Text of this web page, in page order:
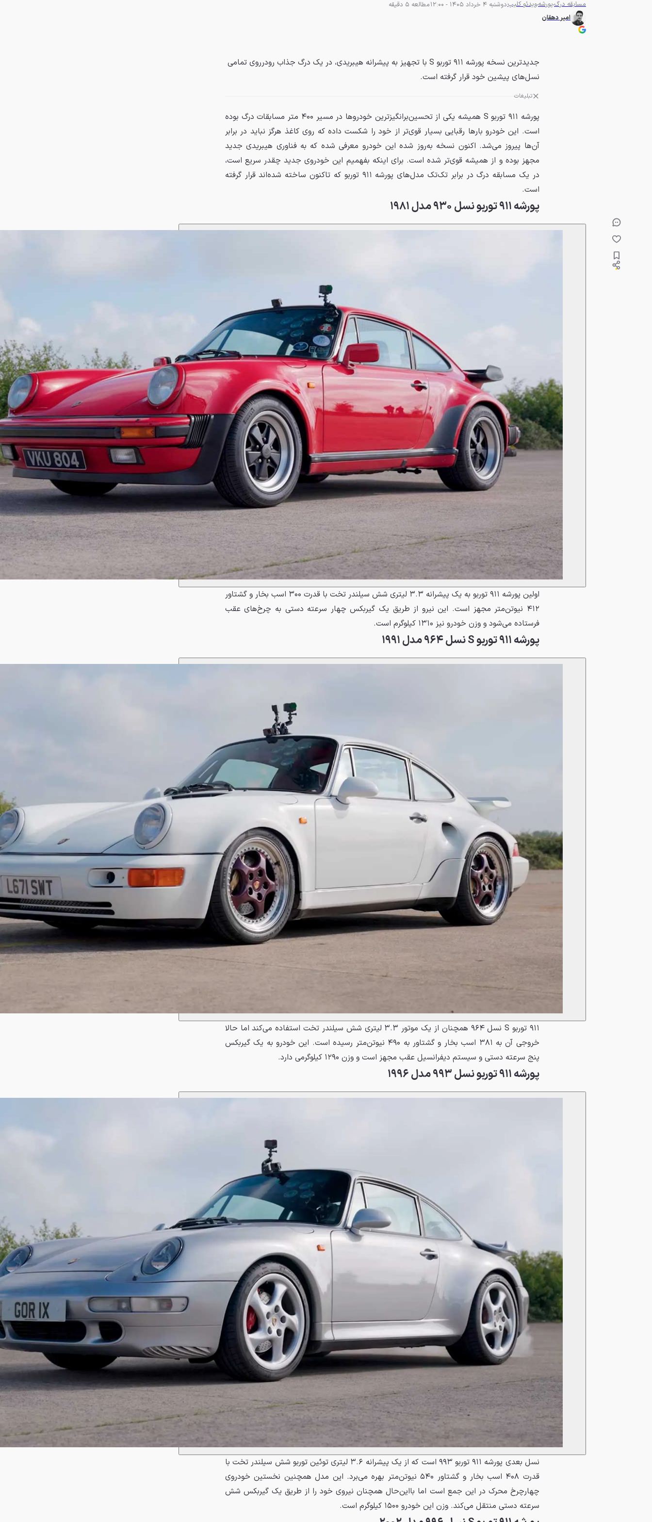
مسابقه درگپورشهویدئو کلیپدوشنبه 4 خرداد 1405 - 12:00
مطالعه 5 دقیقه
امیر دهقان
جدیدترین نسخه پورشه ۹۱۱ توربو S با تجهیز به پیشرانه هیبریدی، در یک درگ جذاب رودرروی تمامی
نسل‌های پیشین خود قرار گرفته است.
تبلیغات
پورشه ۹۱۱ توربو S همیشه یکی از تحسین‌برانگیزترین خودروها در مسیر ۴۰۰ متر مسابقات درگ بوده
است. این خودرو بارها رقبایی بسیار قوی‌تر از خود را شکست داده که روی کاغذ هرگز نباید در برابر
آن‌ها پیروز می‌شد. اکنون نسخه به‌روز شده این خودرو معرفی شده که به فناوری هیبریدی جدید
مجهز بوده و از همیشه قوی‌تر شده است. برای اینکه بفهمیم این خودروی جدید چقدر سریع است،
در یک مسابقه درگ در برابر تک‌تک مدل‌های پورشه ۹۱۱ توربو که تاکنون ساخته شده‌اند قرار گرفته
است.
پورشه ۹۱۱ توربو نسل ۹۳۰ مدل ۱۹۸۱
اولین پورشه ۹۱۱ توربو به یک پیشرانه ۳.۳ لیتری شش سیلندر تخت با قدرت ۳۰۰ اسب بخار و گشتاور
۴۱۲ نیوتن‌متر مجهز است. این نیرو از طریق یک گیربکس چهار سرعته دستی به چرخ‌های عقب
فرستاده می‌شود و وزن خودرو نیز ۱۳۱۰ کیلوگرم است.
پورشه ۹۱۱ توربو S نسل ۹۶۴ مدل ۱۹۹۱
۹۱۱ توربو S نسل ۹۶۴ همچنان از یک موتور ۳.۳ لیتری شش سیلندر تخت استفاده می‌کند اما حالا
خروجی آن به ۳۸۱ اسب بخار و گشتاور به ۴۹۰ نیوتن‌متر رسیده است. این خودرو به یک گیربکس
پنج سرعته دستی و سیستم دیفرانسیل عقب مجهز است و وزن ۱۲۹۰ کیلوگرمی دارد.
پورشه ۹۱۱ توربو نسل ۹۹۳ مدل ۱۹۹۶
نسل بعدی پورشه ۹۱۱ توربو ۹۹۳ است که از یک پیشرانه ۳.۶ لیتری توئین توربو شش سیلندر تخت با
قدرت ۴۰۸ اسب بخار و گشتاور ۵۴۰ نیوتن‌متر بهره می‌برد. این مدل همچنین نخستین خودروی
چهارچرخ محرک در این جمع است اما بااین‌حال همچنان نیروی خود را از طریق یک گیربکس شش
سرعته دستی منتقل می‌کند. وزن این خودرو ۱۵۰۰ کیلوگرم است.